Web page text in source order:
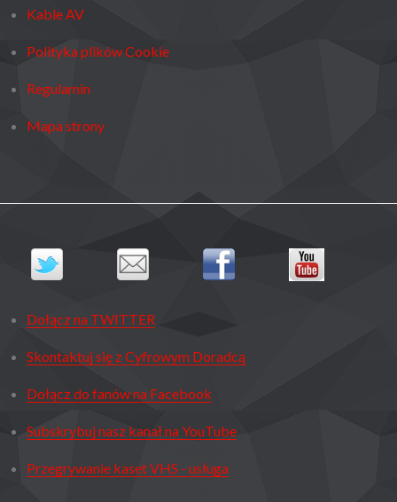
Kable AV
Polityka plików Cookie
Regulamin
Mapa strony
Dołącz na TWITTER
Skontaktuj się z Cyfrowym Doradcą
Dołącz do fanów na Facebook
Subskrybuj nasz kanał na YouTube
Przegrywanie kaset VHS - usługa